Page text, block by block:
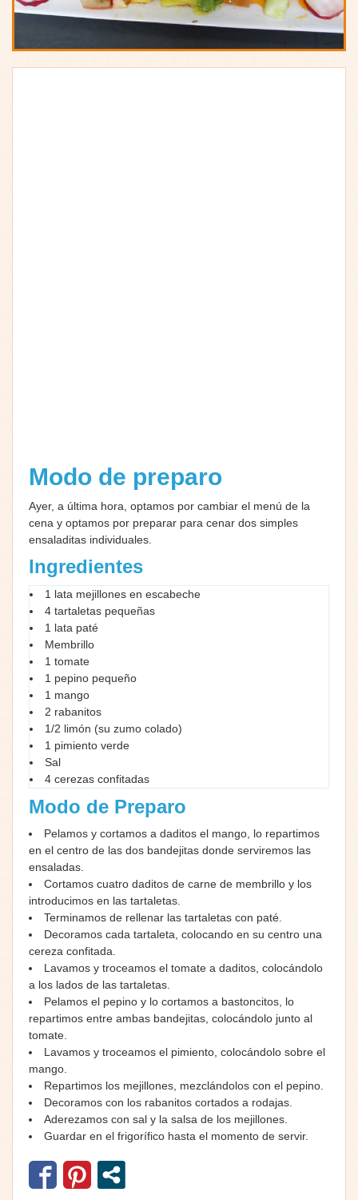
Modo de preparo
Ayer, a última hora, optamos por cambiar el menú de la
cena y optamos por preparar para cenar dos simples
ensaladitas individuales.
Ingredientes
1 lata mejillones en escabeche
4 tartaletas pequeñas
1 lata paté
Membrillo
1 tomate
1 pepino pequeño
1 mango
2 rabanitos
1/2 limón (su zumo colado)
1 pimiento verde
Sal
4 cerezas confitadas
Modo de Preparo
Pelamos y cortamos a daditos el mango, lo repartimos
en el centro de las dos bandejitas donde serviremos las
ensaladas.
Cortamos cuatro daditos de carne de membrillo y los
introducimos en las tartaletas.
Terminamos de rellenar las tartaletas con paté.
Decoramos cada tartaleta, colocando en su centro una
cereza confitada.
Lavamos y troceamos el tomate a daditos, colocándolo
a los lados de las tartaletas.
Pelamos el pepino y lo cortamos a bastoncitos, lo
repartimos entre ambas bandejitas, colocándolo junto al
tomate.
Lavamos y troceamos el pimiento, colocándolo sobre el
mango.
Repartimos los mejillones, mezclándolos con el pepino.
Decoramos con los rabanitos cortados a rodajas.
Aderezamos con sal y la salsa de los mejillones.
Guardar en el frigorífico hasta el momento de servir.